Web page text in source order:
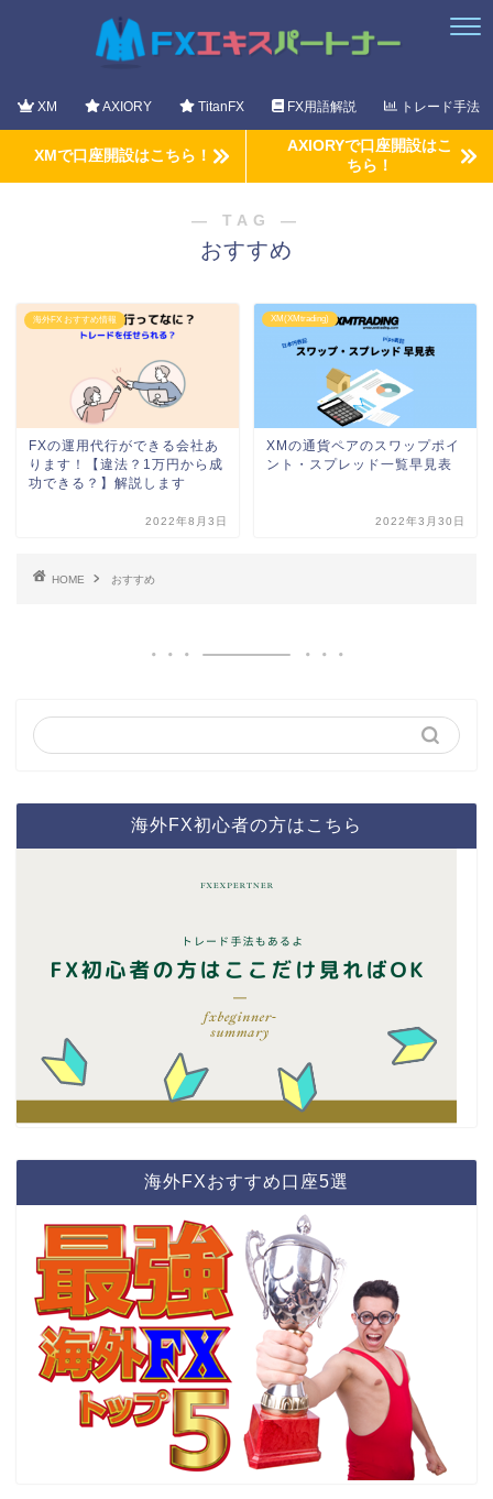
XM AXIORY TitanFX FX用語解説 トレード手法
XMで口座開設はこちら！
AXIORYで口座開設はこ
ちら！
― TAG ―
おすすめ
海外FX おすすめ情報
FXの運用代行ができる会社あ
ります！【違法？1万円から成
功できる？】解説します
2022年8月3日
XM(XMtrading)
XMの通貨ペアのスワップポイ
ント・スプレッド一覧早見表
2022年3月30日
HOME おすすめ
海外FX初心者の方はこちら
海外FXおすすめ口座5選